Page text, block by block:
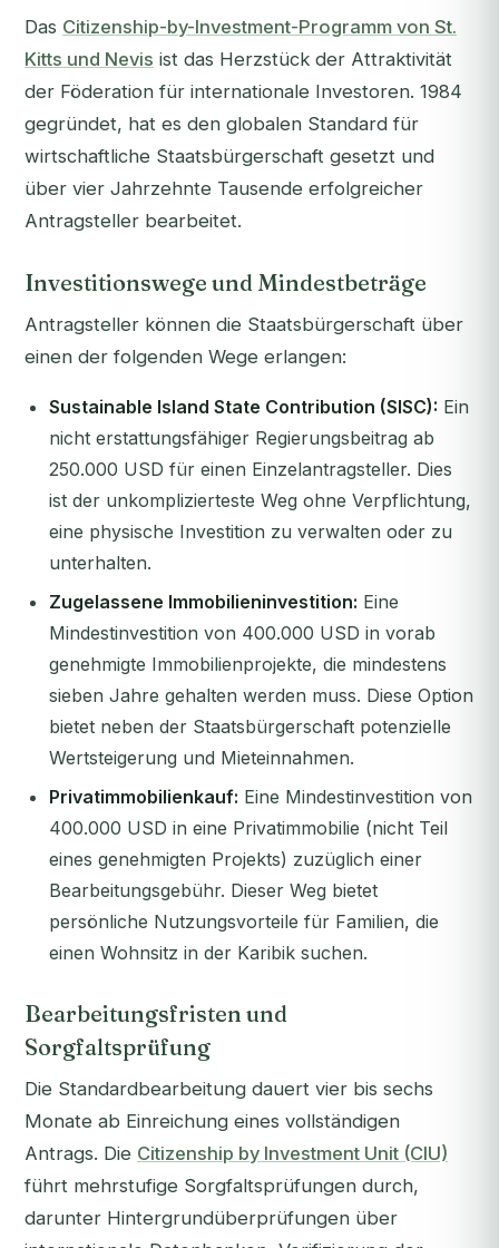
Das Citizenship-by-Investment-Programm von St.
Kitts und Nevis ist das Herzstück der Attraktivität
der Föderation für internationale Investoren. 1984
gegründet, hat es den globalen Standard für
wirtschaftliche Staatsbürgerschaft gesetzt und
über vier Jahrzehnte Tausende erfolgreicher
Antragsteller bearbeitet.
Investitionswege und Mindestbeträge
Antragsteller können die Staatsbürgerschaft über
einen der folgenden Wege erlangen:
Sustainable Island State Contribution (SISC): Ein
nicht erstattungsfähiger Regierungsbeitrag ab
250.000 USD für einen Einzelantragsteller. Dies
ist der unkomplizierteste Weg ohne Verpflichtung,
eine physische Investition zu verwalten oder zu
unterhalten.
Zugelassene Immobilieninvestition: Eine
Mindestinvestition von 400.000 USD in vorab
genehmigte Immobilienprojekte, die mindestens
sieben Jahre gehalten werden muss. Diese Option
bietet neben der Staatsbürgerschaft potenzielle
Wertsteigerung und Mieteinnahmen.
Privatimmobilienkauf: Eine Mindestinvestition von
400.000 USD in eine Privatimmobilie (nicht Teil
eines genehmigten Projekts) zuzüglich einer
Bearbeitungsgebühr. Dieser Weg bietet
persönliche Nutzungsvorteile für Familien, die
einen Wohnsitz in der Karibik suchen.
Bearbeitungsfristen und
Sorgfaltsprüfung
Die Standardbearbeitung dauert vier bis sechs
Monate ab Einreichung eines vollständigen
Antrags. Die Citizenship by Investment Unit (CIU)
führt mehrstufige Sorgfaltsprüfungen durch,
darunter Hintergrundüberprüfungen über